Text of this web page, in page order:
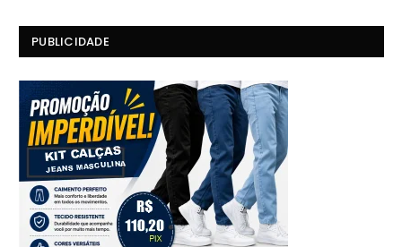
PUBLICIDADE